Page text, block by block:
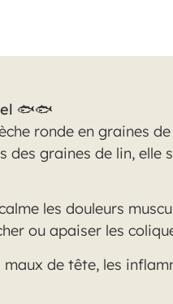
🐟🐟
ronde en graines
graines de lin, elle
les douleurs
ou apaiser les
de tête, les